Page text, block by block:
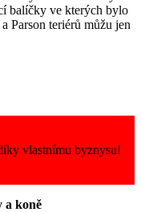
balíčky ve kterých bylo
Parson teriérů můžu jen
vlastnímu byznysu!
a koně